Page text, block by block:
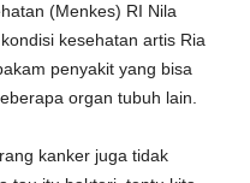
(Menkes) RI Nila
kesehatan artis Ria
penyakit yang bisa
organ tubuh lain.
kanker juga tidak